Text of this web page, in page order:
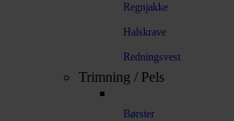
Regnjakke
Halskrave
Redningsvest
Trimning / Pels
Børster